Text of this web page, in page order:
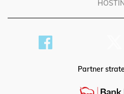
Partner